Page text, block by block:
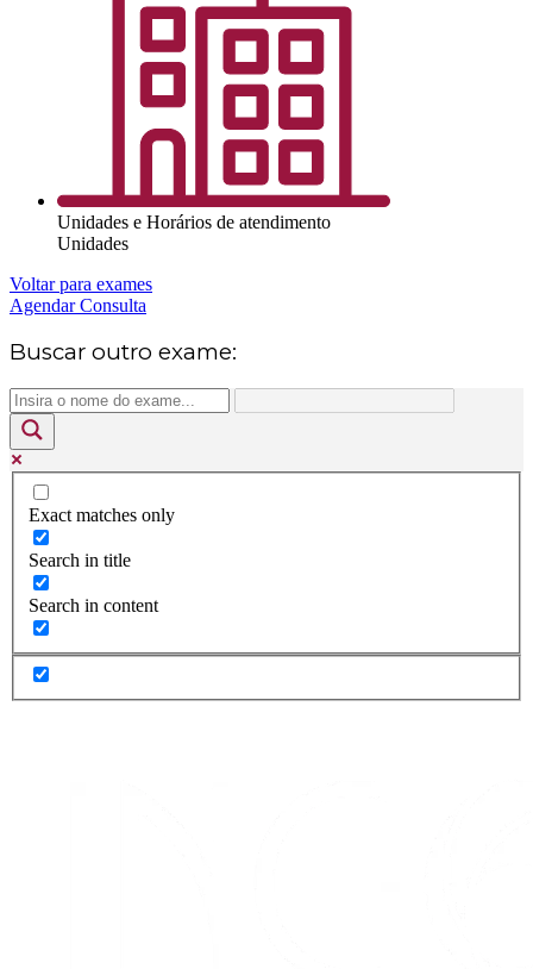
Unidades e Horários de atendimento
Unidades
Voltar para exames
Agendar Consulta
Buscar outro exame:
Exact matches only
Search in title
Search in content